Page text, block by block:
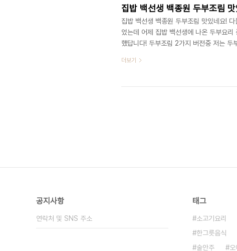
집밥 백선생 백종원 두부조림
집밥 백선생 백종원 두부조림 맛있네요!
었는데 어제 집밥 백선생에 나온 두부요
했답니다! 두부조림 2가지 버전중 저는 두
푼, 다진마늘 반스푼, 설탕 반스푼 두부는
2모를 사용했어요 노릇노릇 하게 두부가
더보기
공지사항
연락처 및 SNS 주소
태그
소고기요리
한그릇음식
술안주
오